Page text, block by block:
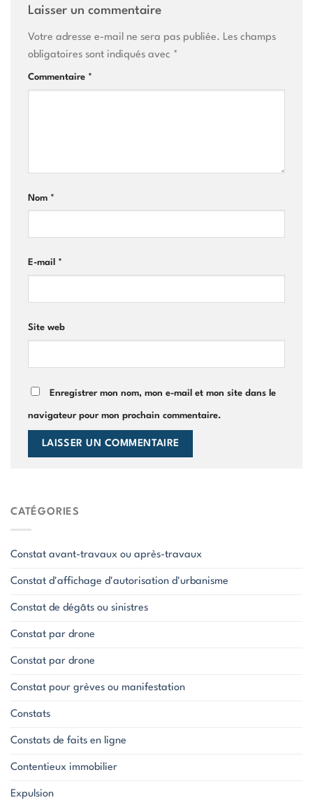
Laisser un commentaire
Votre adresse e-mail ne sera pas publiée. Les champs
obligatoires sont indiqués avec *
Commentaire *
Nom *
E-mail *
Site web
Enregistrer mon nom, mon e-mail et mon site dans le
navigateur pour mon prochain commentaire.
CATÉGORIES
Constat avant-travaux ou après-travaux
Constat d'affichage d'autorisation d'urbanisme
Constat de dégâts ou sinistres
Constat par drone
Constat par drone
Constat pour grèves ou manifestation
Constats
Constats de faits en ligne
Contentieux immobilier
Expulsion